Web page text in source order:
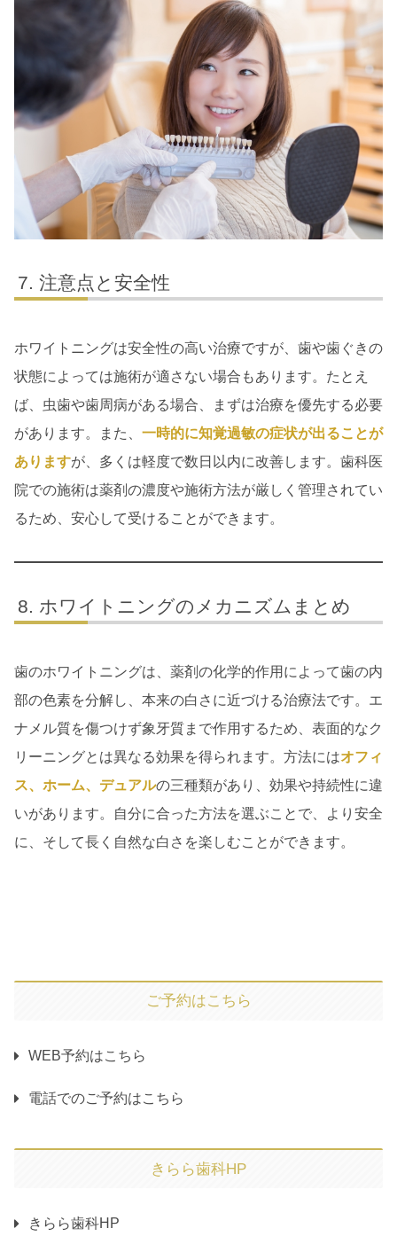
注意点と安全性
ホワイトニングは安全性の高い治療ですが、歯や歯ぐきの
状態によっては施術が適さない場合もあります。たとえ
ば、虫歯や歯周病がある場合、まずは治療を優先する必要
があります。また、 一時的に知覚過敏の症状が出ることが
ありますが、多くは軽度で数日以内に改善します。歯科医
院での施術は薬剤の濃度や施術方法が厳しく管理されてい
るため、安心して受けることができます。
ホワイトニングのメカニズムまとめ
歯のホワイトニングは、薬剤の化学的作用によって歯の内
部の色素を分解し、本来の白さに近づける治療法です。エ
ナメル質を傷つけず象牙質まで作用するため、表面的なク
リーニングとは異なる効果を得られます。方法にはオフィ
ス、ホーム、デュアルの三種類があり、効果や持続性に違
いがあります。自分に合った方法を選ぶことで、より安全
に、そして長く自然な白さを楽しむことができます。
ご予約はこちら
WEB予約はこちら
電話でのご予約はこちら
きらら歯科HP
きらら歯科HP